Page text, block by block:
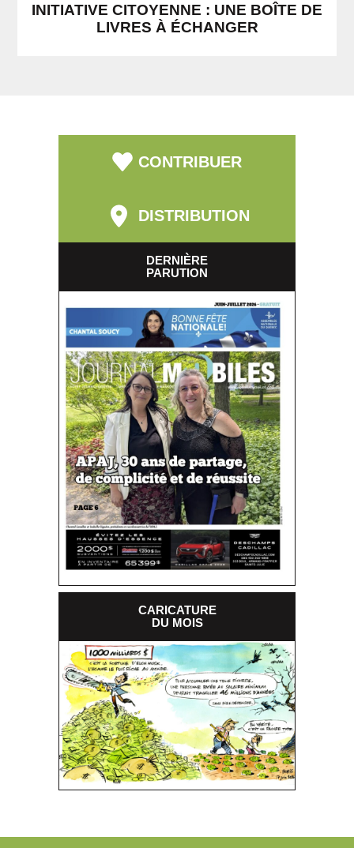
INITIATIVE CITOYENNE : UNE BOÎTE DE
LIVRES À ÉCHANGER
CONTRIBUER
DISTRIBUTION
DERNIÈRE
PARUTION
CARICATURE
DU MOIS